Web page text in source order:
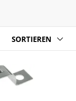
SORTIEREN